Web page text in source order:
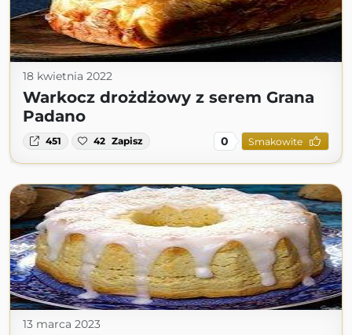
18 kwietnia 2022
Warkocz drożdżowy z serem Grana
Padano
451 42 Zapisz 0 Smakowite
13 marca 2023